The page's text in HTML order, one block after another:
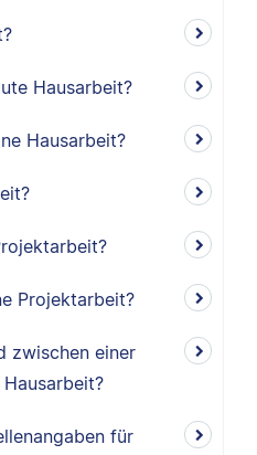
Hausarbeit?
Hausarbeit?
Projektarbeit?
zwischen einer
für